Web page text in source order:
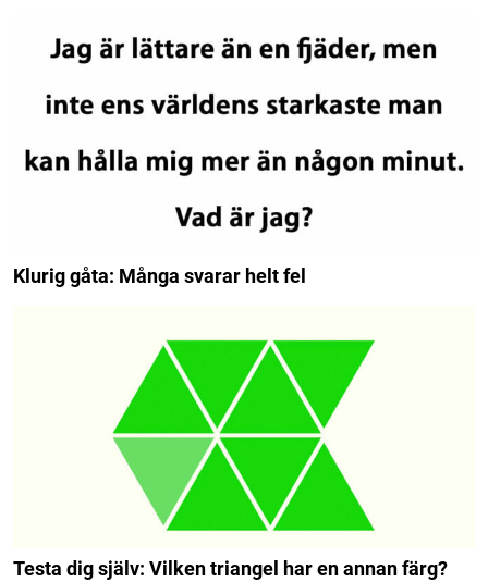
Klurig gåta: Många svarar helt fel
Testa dig själv: Vilken triangel har en annan färg?